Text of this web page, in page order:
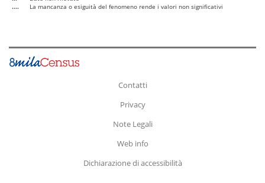
....
La mancanza o esiguità del fenomeno rende i valori non significativi
Contatti
Privacy
Note Legali
Web info
Dichiarazione di accessibilità